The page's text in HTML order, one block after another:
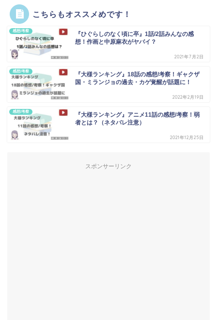
こちらもオススメめです！
感想/考察
『ひぐらしのなく頃に卒』1話/2話みんなの感
想！作画と中原麻衣がヤバイ？
2021年7月2日
感想/考察
『大様ランキング』18話の感想/考察！ギャクザ
国・ミランジョの過去・カゲ覚醒が話題に！
2022年2月19日
感想/考察
『大様ランキング』アニメ11話の感想/考察！弱
者とは？（ネタバレ注意）
2021年12月25日
スポンサーリンク